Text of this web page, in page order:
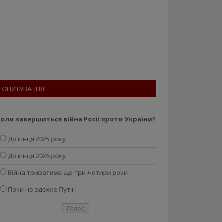
ОПИТУВАННЯ
завершиться війна Росії проти України?
До кінця 2025 року
До кінця 2026 року
Війна триватиме ще три-чотири роки
Поки не здохне Путін